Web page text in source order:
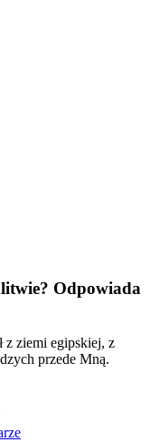
Odpowiada
z ziemi egipskiej, z
przede Mną.